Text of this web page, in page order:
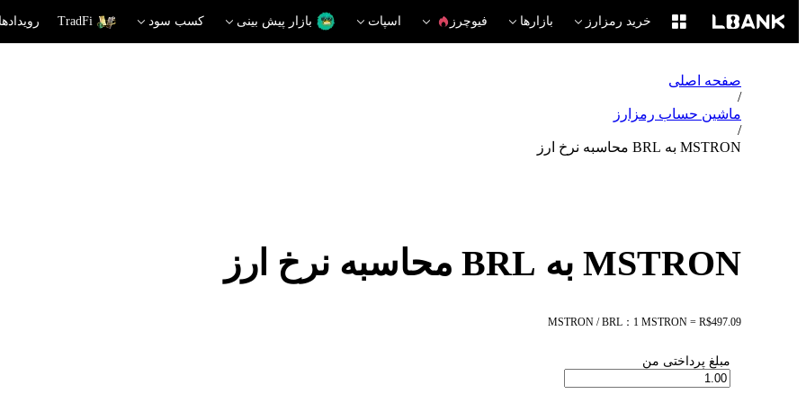
خرید رمزارز بازارها فیوچرز اسپات بازار پیش بینی کسب سود TradFi
صفحه اصلی
/
ماشین حساب رمزارز
/
MSTRON به BRL محاسبه نرخ ارز
MSTRON به BRL محاسبه نرخ ارز
MSTRON / BRL：1 MSTRON = R$497.09
مبلغ پرداختی من